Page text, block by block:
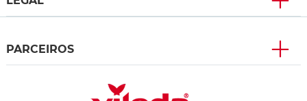
PARCEIROS